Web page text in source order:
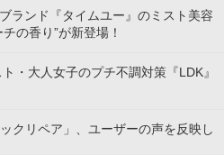
ランド『タイムユー』のミスト美容
の香り”が新登場！
・大人女子のプチ不調対策『LDK』
クリペア」、ユーザーの声を反映し